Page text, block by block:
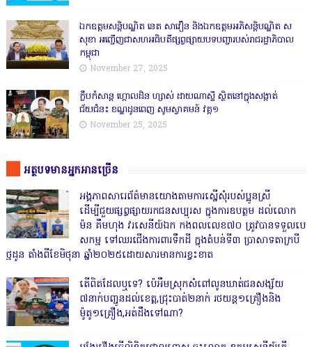
ឯកឧត្តមសន្តិបណ្ឌិត នេត សាវឿន និងឯកឧត្តមអភិសន្តិបណ្ឌិត ស
សុខា អញ្ជើញជាសហអធិបតីផ្សព្វផ្សាយបទបញ្ជារបស់រាជរដ្ឋាភិបាល
កម្ពុជា
November 27, 2025
ក្លឹបកំសាន្ត ហ្គោលដិន ហ្សាស់ ដាយណាស្ទី ស្ថិតនៅក្នុងសង្កាត់
ជ័យជំនះ ខណ្ឌដូនពេញ សូមស្វាគមន៍ វគ្គ១
November 25, 2025
អត្ថបទមានអ្នកអានច្រើន
អង្គភាពសារេព័ត៌មានយោងតាមការស្នើសុំរបស់ប្អូនស្រី
ដើម្បីជួយផ្សព្វផ្សាយរកជនសប្បុរស ក្នុងការឧបត្ថម ដល់លោក
ម៉ន គឹមហុង វរសេនីយ៍ឯក កងពលលេខ៧០ ត្រូវបានទទួលបេ
សកម្ម ទៅឈរជើងការពារទឹកដី ក្នុងតំបន់ទី៣ ប្រាសាទតាក្របី
ថ្មដូន តាំងពីខែមិថុនា ឆ្នាំ២០២៥ដោយសារមានការខ្វះខាត
តើពិតដែលឬទេ? ប៉េអឹមស្រុកសំពៅលូនឃាត់ជនសង្ស័យ
៧នាក់បញ្ជូនដល់ខេត្ត,ជ្រុះបាត់២នាក់ រថយន្ត១គ្រឿងនិង
ម៉ូតូ១គ្រឿង,អត់ដឹងទៅណា?